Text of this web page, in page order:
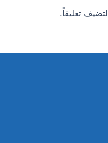
لتضيف تعليقاً.